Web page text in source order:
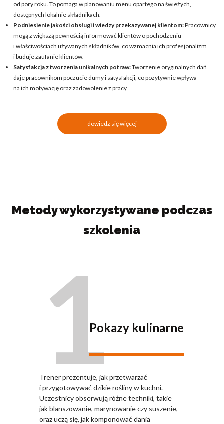
od pory roku. To pomaga w planowaniu menu opartego na świeżych,
dostępnych lokalnie składnikach.
Podniesienie jakości obsługi i wiedzy przekazywanej klientom:Pracownicy
mogą z większą pewnością informować klientów o pochodzeniu
i właściwościach używanych składników, co wzmacnia ich profesjonalizm
i buduje zaufanie klientów.
Satysfakcja z tworzenia unikalnych potraw:Tworzenie oryginalnych dań
daje pracownikom poczucie dumy i satysfakcji, co pozytywnie wpływa
na ich motywację oraz zadowolenie z pracy.
dowiedz się więcej
Metody wykorzystywane podczas
szkolenia
1Pokazy kulinarne
Trener prezentuje, jak przetwarzać
i przygotowywać dzikie rośliny w kuchni.
Uczestnicy obserwują różne techniki, takie
jak blanszowanie, marynowanie czy suszenie,
oraz uczą się, jak komponować dania